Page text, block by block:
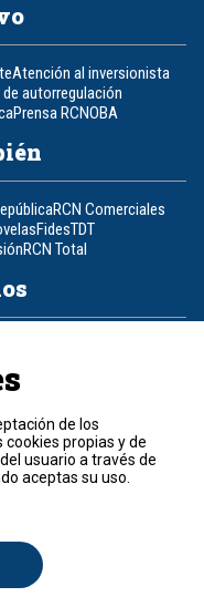
Atención al inversionista
autorregulación
Prensa RCNOBA
RCN Comerciales
FidesTDT
RCN Total
de los
cookies propias y de
usuario a través de
aceptas su uso.